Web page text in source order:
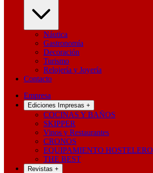
Náutica
Gastronomía
Decoración
Turismo
Relojería y Joyería
Contacto
Empresa
Ediciones Impresas +
COCINAS Y BAÑOS
SKIPPER
Vinos y Restaurantes
CRONOS
EQUIPAMIENTO HOSTELERO
THE BEST
Revistas +